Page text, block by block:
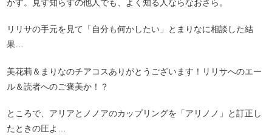
かす。見ず知らずの他人でも、よく知る人ならなおさら。
リリサの手元を見て「自分も何かしたい」とまりなに相談した結
果…
美花莉＆まりなのチアコスありがとうございます！リリサへのエー
ル＆読者へのご褒美か！？
ところで、アリアとノノアのカップリングを「アリノノ」と訂正し
たときの圧よ…